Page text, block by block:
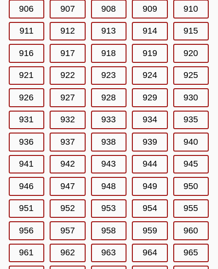
906 907 908 909 910
911 912 913 914 915
916 917 918 919 920
921 922 923 924 925
926 927 928 929 930
931 932 933 934 935
936 937 938 939 940
941 942 943 944 945
946 947 948 949 950
951 952 953 954 955
956 957 958 959 960
961 962 963 964 965